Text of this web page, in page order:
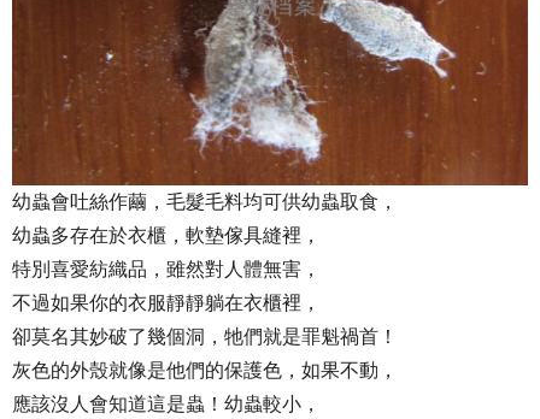
幼蟲會吐絲作繭，毛髮毛料均可供幼蟲取食，
幼蟲多存在於衣櫃，軟墊傢具縫裡，
特別喜愛紡織品，雖然對人體無害，
不過如果你的衣服靜靜躺在衣櫃裡，
卻莫名其妙破了幾個洞，牠們就是罪魁禍首！
灰色的外殼就像是他們的保護色，如果不動，
應該沒人會知道這是蟲！幼蟲較小，